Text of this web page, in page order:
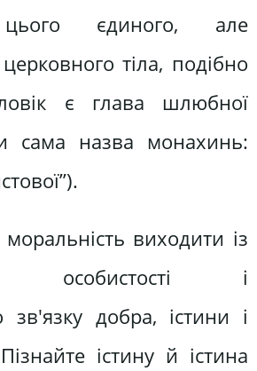
єдиного, але
тіла, подібно
є глава шлюбної
сама назва монахинь:
виходити із
особистості і
зв'язку добра, істини і
істину й істина